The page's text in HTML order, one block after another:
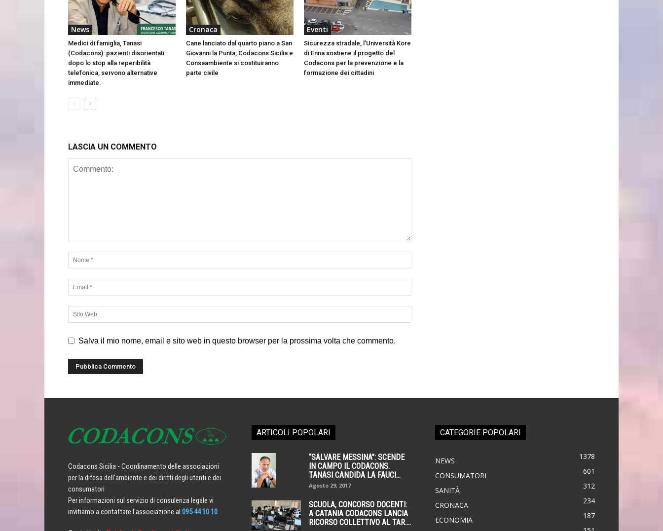
News
Medici di famiglia, Tanasi
(Codacons): pazienti disorientati
dopo lo stop alla reperibilità
telefonica, servono alternative
immediate.
Cronaca
Cane lanciato dal quarto piano a San
Giovanni la Punta, Codacons Sicilia e
Consaambiente si costituiranno
parte civile
Eventi
Sicurezza stradale, l’Università Kore
di Enna sostiene il progetto del
Codacons per la prevenzione e la
formazione dei cittadini
LASCIA UN COMMENTO
Salva il mio nome, email e sito web in questo browser per la prossima volta che commento.
Codacons Sicilia - Coordinamento delle associazioni
per la difesa dell'ambiente e dei diritti degli utenti e dei
consumatori
Per informazioni sul servizio di consulenza legale vi
invitiamo a contattare l'associazione al 095 44 10 10
ARTICOLI POPOLARI
“SALVARE MESSINA”: SCENDE
IN CAMPO IL CODACONS.
TANASI CANDIDA LA FAUCI...
Agosto 29, 2017
SCUOLA, CONCORSO DOCENTI:
A CATANIA CODACONS LANCIA
RICORSO COLLETTIVO AL TAR....
CATEGORIE POPOLARI
NEWS 1378
CONSUMATORI 601
SANITÀ 312
CRONACA 234
ECONOMIA 187